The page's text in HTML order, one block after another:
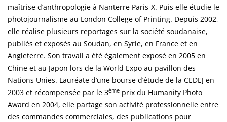
maîtrise d’anthropologie à Nanterre Paris-X. Puis elle étudie le
photojournalisme au London College of Printing. Depuis 2002,
elle réalise plusieurs reportages sur la société soudanaise,
publiés et exposés au Soudan, en Syrie, en France et en
Angleterre. Son travail a été également exposé en 2005 en
Chine et au Japon lors de la World Expo au pavillon des
Nations Unies. Lauréate d’une bourse d’étude de la CEDEJ en
2003 et récompensée par le 3ème prix du Humanity Photo
Award en 2004, elle partage son activité professionnelle entre
des commandes commerciales, des publications pour